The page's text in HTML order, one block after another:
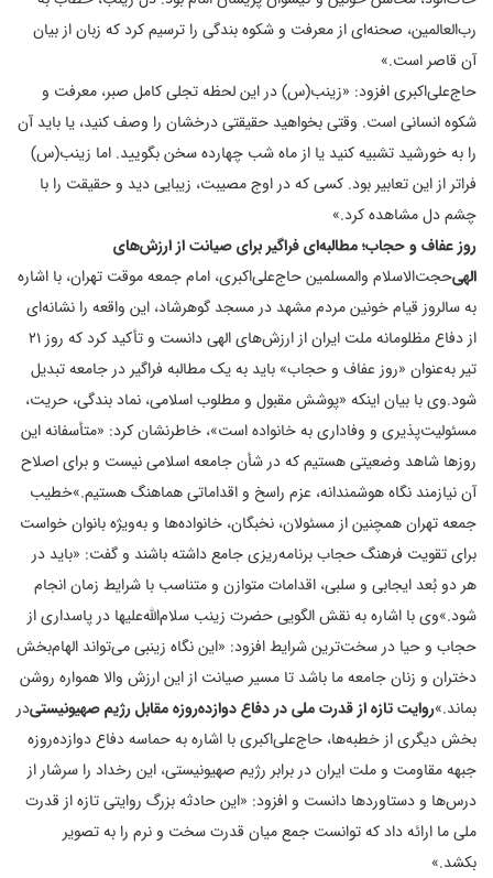
رب‌العالمین، صحنه‌ای از معرفت و شکوه بندگی را ترسیم کرد که زبان از بیان
آن قاصر است.»
حاج‌علی‌اکبری افزود: «زینب(س) در این لحظه تجلی کامل صبر، معرفت و
شکوه انسانی است. وقتی بخواهید حقیقتی درخشان را وصف کنید، یا باید آن
را به خورشید تشبیه کنید یا از ماه شب چهارده سخن بگویید. اما زینب(س)
فراتر از این تعابیر بود. کسی که در اوج مصیبت، زیبایی دید و حقیقت را با
چشم دل مشاهده کرد.»
روز عفاف و حجاب؛ مطالبه‌ای فراگیر برای صیانت از ارزش‌های
الهیحجت‌الاسلام والمسلمین حاج‌علی‌اکبری، امام جمعه موقت تهران، با اشاره
به سالروز قیام خونین مردم مشهد در مسجد گوهرشاد، این واقعه را نشانه‌ای
از دفاع مظلومانه ملت ایران از ارزش‌های الهی دانست و تأکید کرد که روز 21
تیر به‌عنوان «روز عفاف و حجاب» باید به یک مطالبه فراگیر در جامعه تبدیل
شود.وی با بیان اینکه «پوشش مقبول و مطلوب اسلامی، نماد بندگی، حریت،
مسئولیت‌پذیری و وفاداری به خانواده است»، خاطرنشان کرد: «متأسفانه این
روزها شاهد وضعیتی هستیم که در شأن جامعه اسلامی نیست و برای اصلاح
آن نیازمند نگاه هوشمندانه، عزم راسخ و اقداماتی هماهنگ هستیم.»خطیب
جمعه تهران همچنین از مسئولان، نخبگان، خانواده‌ها و به‌ویژه بانوان خواست
برای تقویت فرهنگ حجاب برنامه‌ریزی جامع داشته باشند و گفت: «باید در
هر دو بُعد ایجابی و سلبی، اقدامات متوازن و متناسب با شرایط زمان انجام
شود.»وی با اشاره به نقش الگویی حضرت زینب سلام‌الله‌علیها در پاسداری از
حجاب و حیا در سخت‌ترین شرایط افزود: «این نگاه زینبی می‌تواند الهام‌بخش
دختران و زنان جامعه ما باشد تا مسیر صیانت از این ارزش والا همواره روشن
بماند.»روایت تازه از قدرت ملی در دفاع دوازده‌روزه مقابل رژیم صهیونیستیدر
بخش دیگری از خطبه‌ها، حاج‌علی‌اکبری با اشاره به حماسه دفاع دوازده‌روزه
جبهه مقاومت و ملت ایران در برابر رژیم صهیونیستی، این رخداد را سرشار از
درس‌ها و دستاوردها دانست و افزود: «این حادثه بزرگ روایتی تازه از قدرت
ملی ما ارائه داد که توانست جمع میان قدرت سخت و نرم را به تصویر
بکشد.»